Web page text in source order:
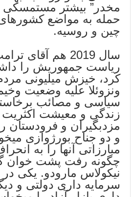
مخدر” بیشتر
حمله به مواضع
چین و روسیه.
سال 2019 هم
ریاست جمهوریش را
کرد، خیزش میلیونی
ونزوئلا علیه وضعیت
سیاسی و مصائب
زندگی و معیشت
مزدبگیران و فرودستان
و دو جناح بورژوازی
مبارزاتی آنها را به
چگونه رفت پشت خوان
نیکولاس مارودو. یکی
سرمایه داری دولتی و